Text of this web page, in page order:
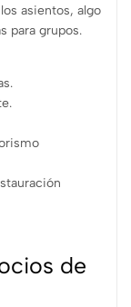
asientos, algo
para grupos.
de